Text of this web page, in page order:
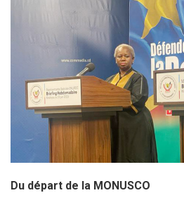
Du départ de la MONUSCO